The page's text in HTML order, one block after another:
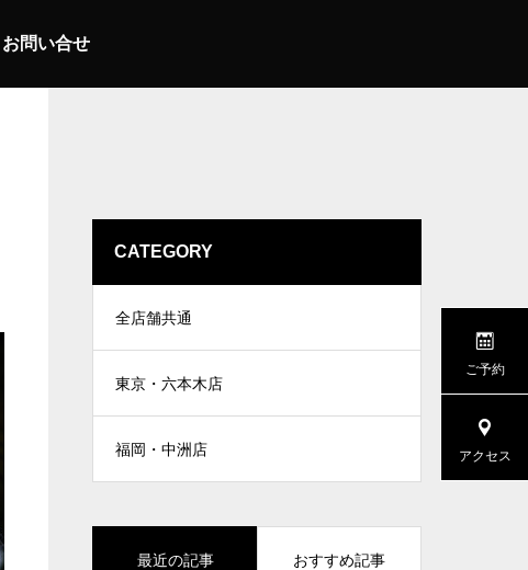
お問い合せ
CATEGORY
全店舗共通
東京・六本木店
福岡・中洲店
最近の記事 おすすめ記事
ご予約
アクセス